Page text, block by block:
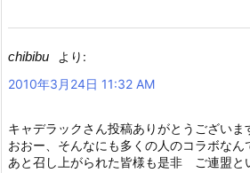
chibibu
より:
2010年3月24日 11:32 AM
キャデラックさん投稿ありがとうございま
おおー、そんなにも多くの人のコラボなん
あと召し上がられた皆様も是非 ご連盟と